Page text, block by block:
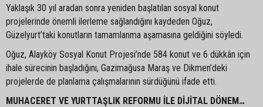
Yaklaşık 30 yıl aradan sonra yeniden başlatılan sosyal konut
projelerinde önemli ilerleme sağlandığını kaydeden Oğuz,
Güzelyurt’taki konutların tamamlanma aşamasına geldiğini söyledi.
Oğuz, Alayköy Sosyal Konut Projesi’nde 584 konut ve 6 dükkân için
ihale sürecinin başladığını, Gazimağusa Maraş ve Dikmen’deki
projelerde de planlama çalışmalarının sürdüğünü ifade etti.
MUHACERET VE YURTTAŞLIK REFORMU İLE DİJİTAL DÖNEM…